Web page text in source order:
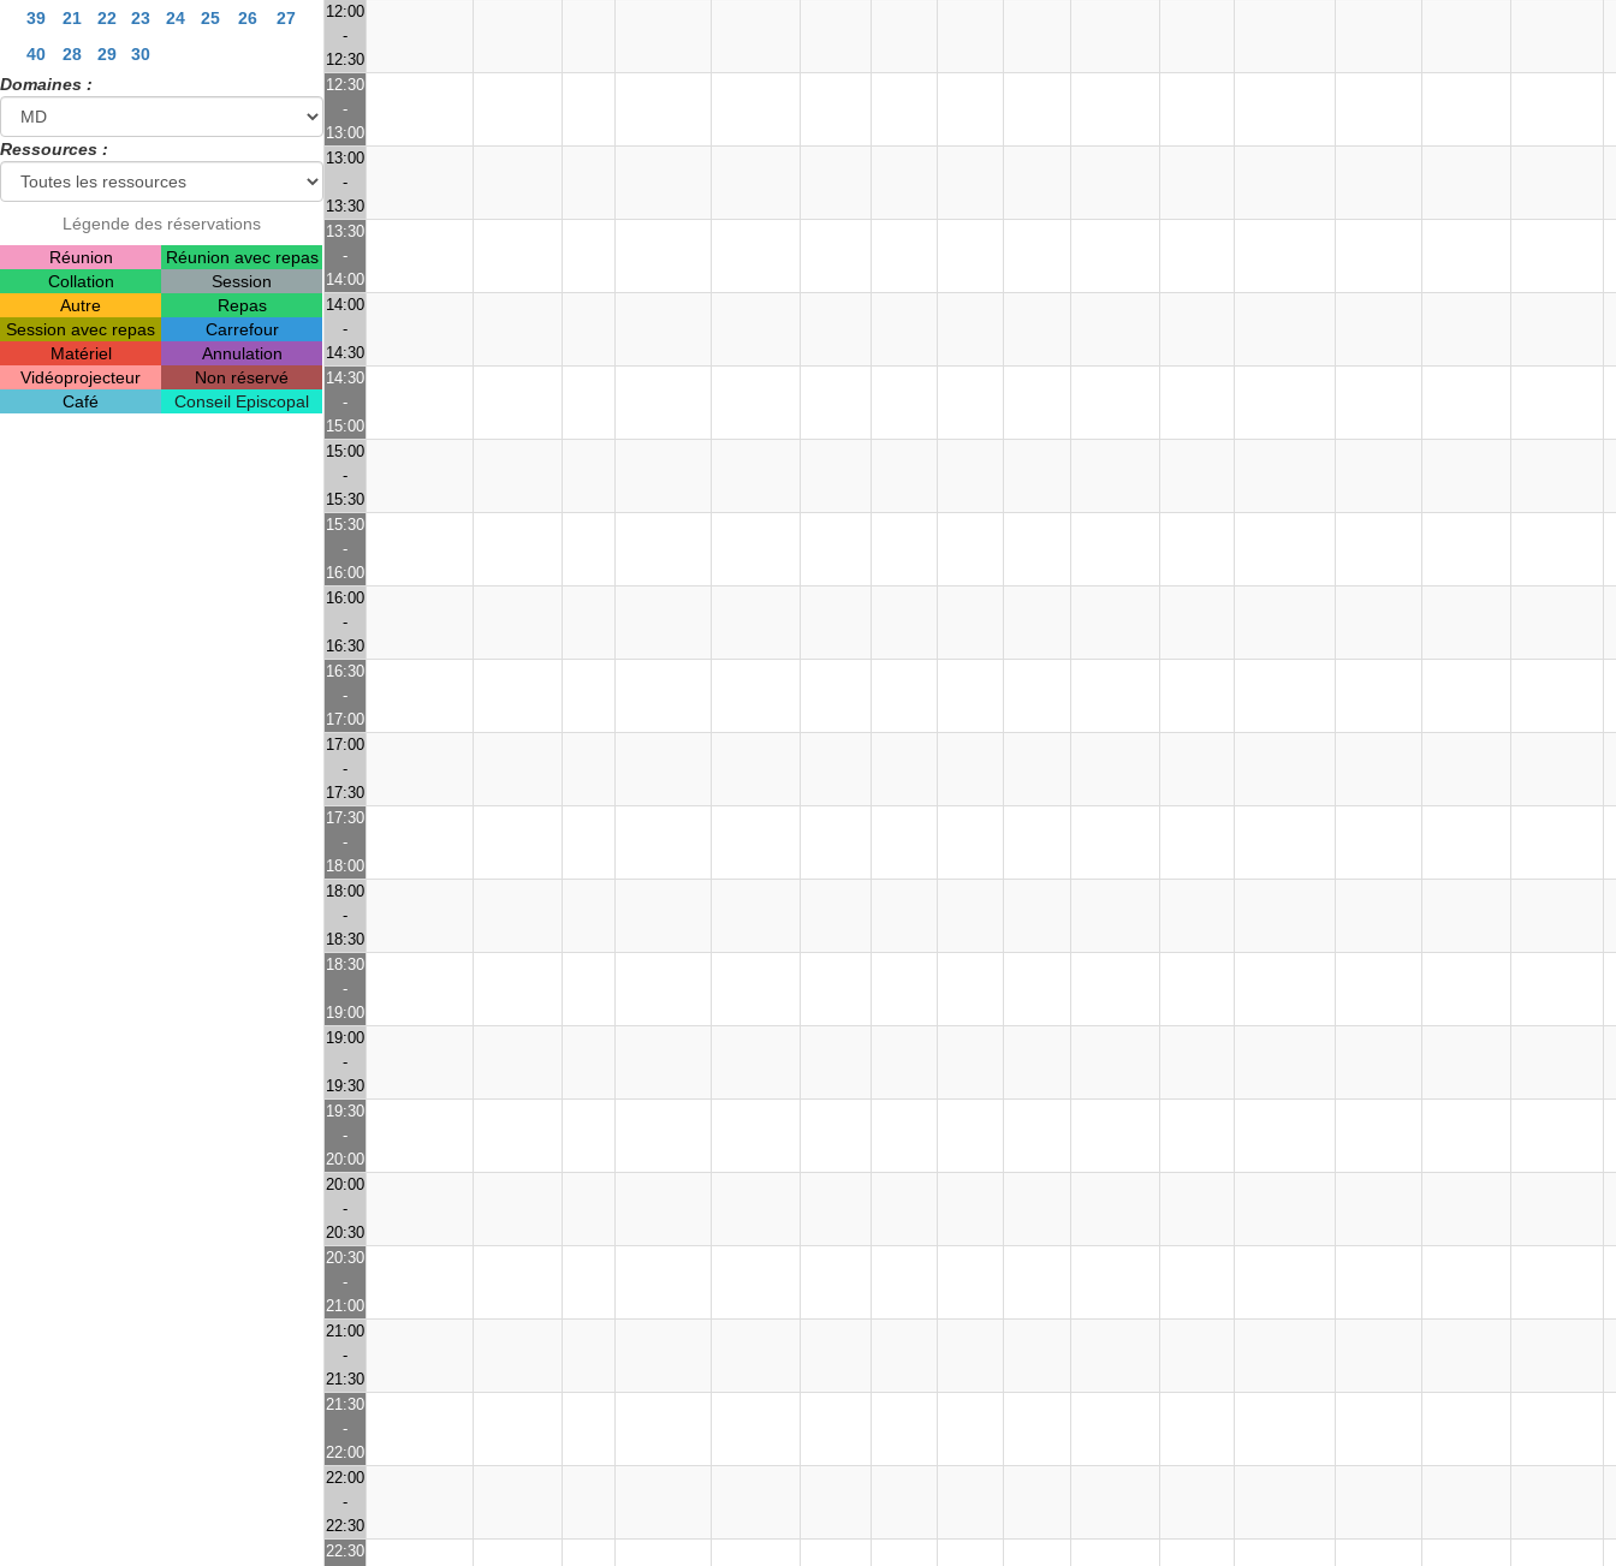
39
21 22 23 24 25 26
27
40
28 29
30
Domaines :
Ressources :
Légende des réservations
Réunion
Réunion avec repas
Collation
Session
Autre
Repas
Session avec repas
Carrefour
Matériel
Annulation
Vidéoprojecteur
Non réservé
Café
Conseil Episcopal
12:00
-
12:30
12:30
-
13:00
13:00
-
13:30
13:30
-
14:00
14:00
-
14:30
14:30
-
15:00
15:00
-
15:30
15:30
-
16:00
16:00
-
16:30
16:30
-
17:00
17:00
-
17:30
17:30
-
18:00
18:00
-
18:30
18:30
-
19:00
19:00
-
19:30
19:30
-
20:00
20:00
-
20:30
20:30
-
21:00
21:00
-
21:30
21:30
-
22:00
22:00
-
22:30
22:30